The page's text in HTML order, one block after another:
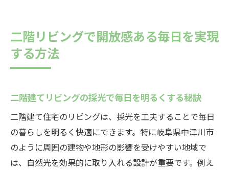
二階リビングで開放感ある毎日を実現
する方法
二階建てリビングの採光で毎日を明るくする秘訣
二階建て住宅のリビングは、採光を工夫することで毎日
の暮らしを明るく快適にできます。特に岐阜県中津川市
のように周囲の建物や地形の影響を受けやすい地域で
は、自然光を効果的に取り入れる設計が重要です。例え